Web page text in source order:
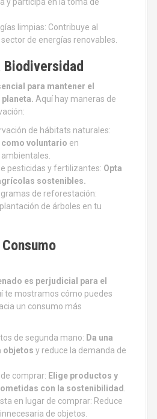
limpias: Contribuye al
de energías renovables.
Biodiversidad
para mantener el
Aquí hay maneras de
de hábitats naturales:
como voluntario en
pesticidas y fertilizantes: Opta
sostenibles.
de reforestación:
de árboles en tu
es perjudicial para el
te mostramos cómo puedes
un consumo más
de segunda mano: Da una
objetos y reduce la demanda de
comprar: Elige productos y
con la sostenibilidad
en lugar de comprar: Reduce
de objetos.